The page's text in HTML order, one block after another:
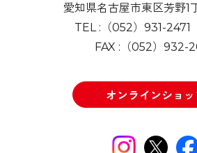
愛知県名古屋市東区芳野1
TEL : （052）931-2471
FAX : （052）932-
オンラインショ